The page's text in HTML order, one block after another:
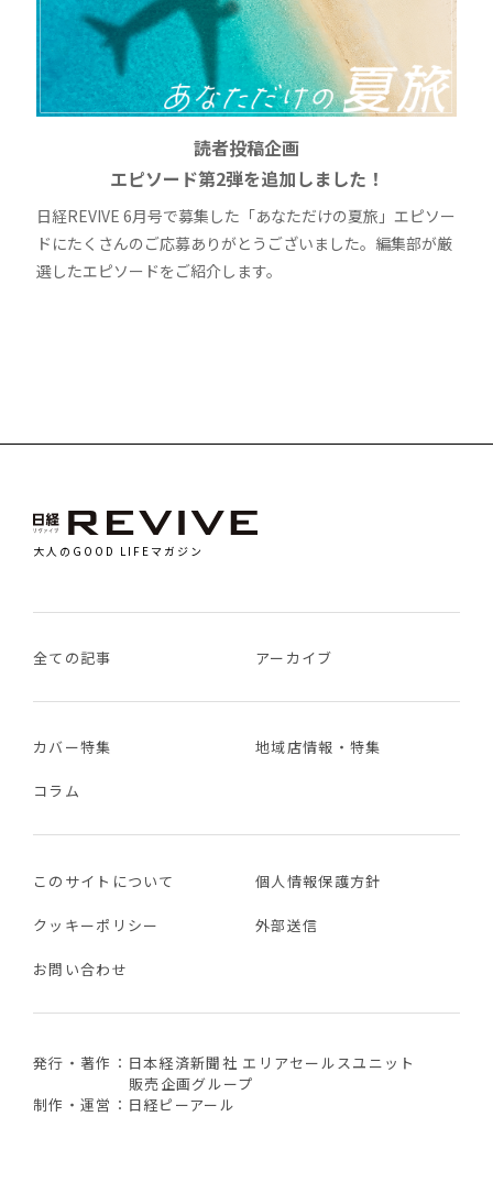
読者投稿企画
エピソード第2弾を追加しました！
日経REVIVE 6月号で募集した「あなただけの夏旅」エピソー
ドにたくさんのご応募ありがとうございました。編集部が厳
選したエピソードをご紹介します。
大人のGOOD LIFEマガジン
全ての記事 アーカイブ
カバー特集 地域店情報・特集
コラム
このサイトについて 個人情報保護方針
クッキーポリシー 外部送信
お問い合わせ
発行・著作：日本経済新聞社 エリアセールスユニット
販売企画グループ
制作・運営：日経ピーアール